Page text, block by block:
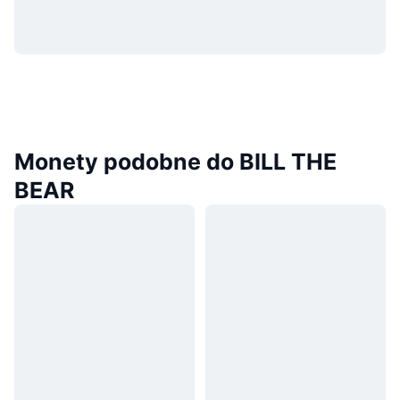
Monety podobne do BILL THE
BEAR